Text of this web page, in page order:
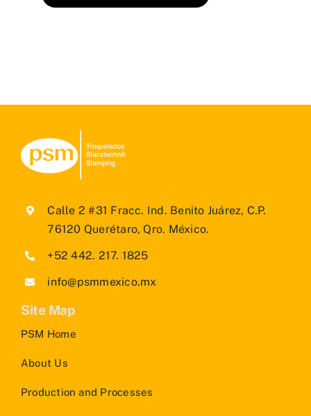
Calle 2 #31 Fracc. Ind. Benito Juárez, C.P.
76120 Querétaro, Qro. México.
+52 442. 217. 1825
info@psmmexico.mx
Site Map
PSM Home
About Us
Production and Processes